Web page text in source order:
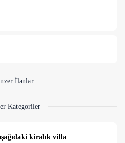
İlanlar
Kategoriler
kiralık villa